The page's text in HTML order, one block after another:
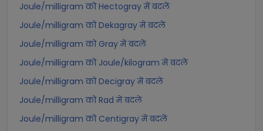
Joule/milligram को Hectogray में बदलें
Joule/milligram को Dekagray में बदलें
Joule/milligram को Gray में बदलें
Joule/milligram को Joule/kilogram में बदलें
Joule/milligram को Decigray में बदलें
Joule/milligram को Rad में बदलें
Joule/milligram को Centigray में बदलें